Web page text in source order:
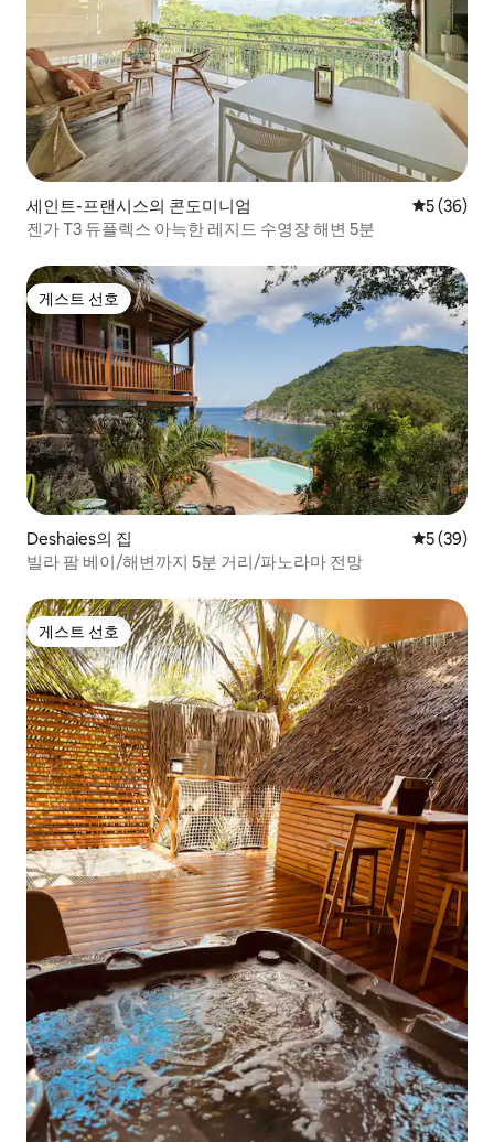
세인트-프랜시스의 콘도미니엄 평점 5점(5
5 (36)
젠가 T3 듀플렉스 아늑한 레지드 수영장 해변 5분
게스트 선호
게스트 선호
Deshaies의 집 평점 5점(5
5 (39)
빌라 팜 베이/해변까지 5분 거리/파노라마 전망
게스트 선호
게스트 선호